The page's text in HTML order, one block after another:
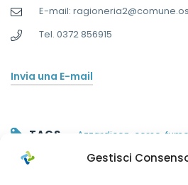
Gestisci
E-mail:
Tel. 0372 856915
Invia una E-mail
TAGS Azzardicon corso ,